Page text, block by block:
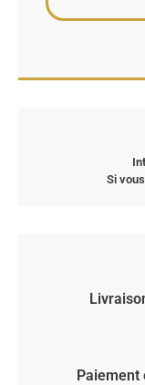
Si
Paiement